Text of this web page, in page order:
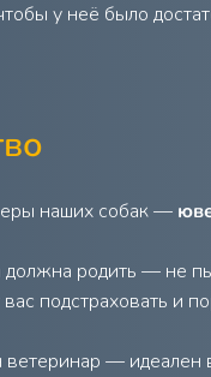
у неё было
наших собак —
родить — не
подстраховать и
ветеринар —